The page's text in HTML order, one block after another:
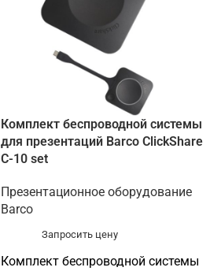
Комплект беспроводной системы
для презентаций Barco ClickShare
C-10 set
Презентационное оборудование
Barco
Запросить цену
Комплект беспроводной системы